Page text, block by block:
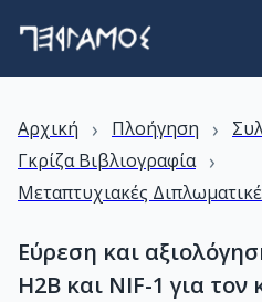
Αρχική › Πλοήγηση ›
Γκρίζα Βιβλιογραφία ›
Μεταπτυχιακές
Εύρεση και
H2B και NIF-1 για τον